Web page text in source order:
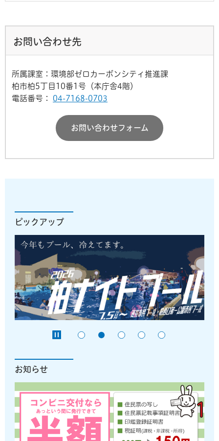
お問い合わせ先
所属課室：環境部ゼロカーボンシティ推進課
柏市柏5丁目10番1号（本庁舎4階）
電話番号：
04-7168-0703
お問い合わせフォーム
ピックアップ
お知らせ